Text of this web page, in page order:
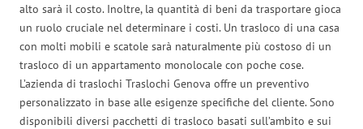
alto sarà il costo. Inoltre, la quantità di beni da trasportare gioca
un ruolo cruciale nel determinare i costi. Un trasloco di una casa
con molti mobili e scatole sarà naturalmente più costoso di un
trasloco di un appartamento monolocale con poche cose.
L’azienda di traslochi Traslochi Genova offre un preventivo
personalizzato in base alle esigenze specifiche del cliente. Sono
disponibili diversi pacchetti di trasloco basati sull’ambito e sui